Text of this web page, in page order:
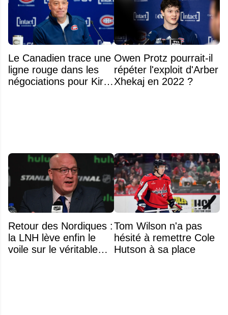
Le Canadien trace une
ligne rouge dans les
négociations pour Kirill
Owen Protz pourrait-il
répéter l'exploit d'Arber
Xhekaj en 2022 ?
Retour des Nordiques :
la LNH lève enfin le
voile sur le véritable
Tom Wilson n'a pas
hésité à remettre Cole
Hutson à sa place